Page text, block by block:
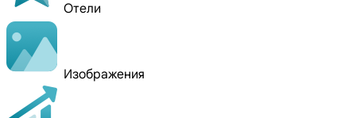
Отели
Изображения